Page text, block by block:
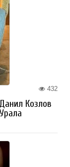
432
Козлов